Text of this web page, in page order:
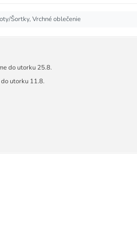
Šortky, Vrchné oblečenie
do utorku 25.8.
utorku 11.8.